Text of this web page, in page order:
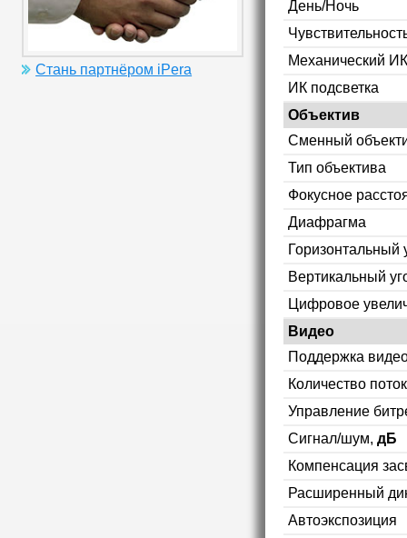
Стань партнёром iPera
День/Ночь
Механический
ИК подсветка
Объектив
Сменный
Тип объектива
Фокусное
Диафрагма
Горизонтальный
Вертикальный
Цифровое
Видео
Поддержка
Количество
Управление
Сигнал/шум, дБ
Компенсация
Расширенный
Автоэкспозиция